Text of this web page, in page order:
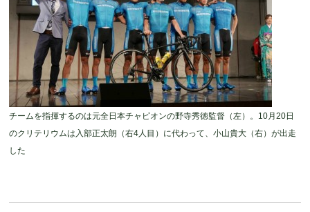
チームを指揮するのは元全日本チャピオンの野寺秀徳監督（左）。10月20日
のクリテリウムは入部正太朗（右4人目）に代わって、小山貴大（右）が出走
した